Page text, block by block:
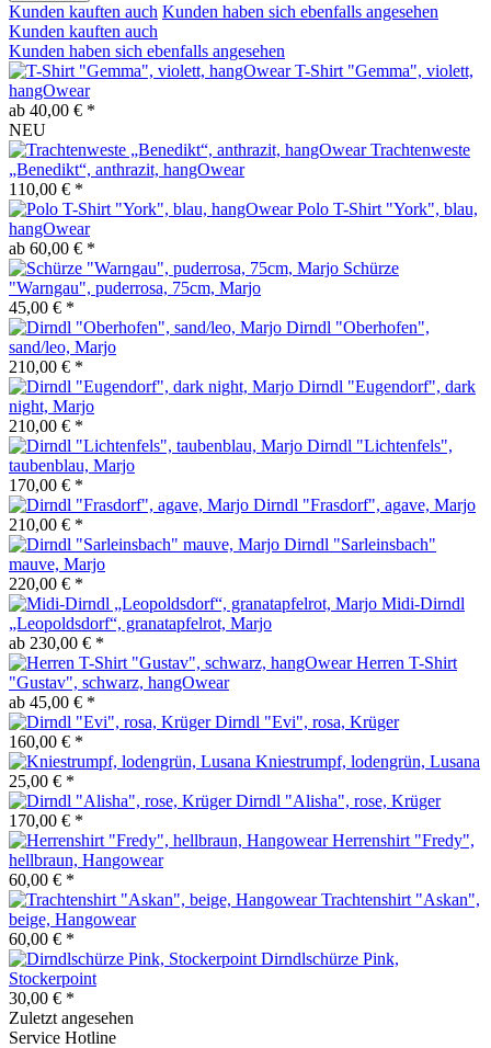
Kunden kauften auch Kunden haben sich ebenfalls angesehen
Kunden kauften auch
Kunden haben sich ebenfalls angesehen
T-Shirt "Gemma", violett,
hangOwear
ab 40,00 € *
NEU
Trachtenweste
„Benedikt“, anthrazit, hangOwear
110,00 € *
Polo T-Shirt "York", blau,
hangOwear
ab 60,00 € *
Schürze
"Warngau", puderrosa, 75cm, Marjo
45,00 € *
Dirndl "Oberhofen",
sand/leo, Marjo
210,00 € *
Dirndl "Eugendorf", dark
night, Marjo
210,00 € *
Dirndl "Lichtenfels",
taubenblau, Marjo
170,00 € *
Dirndl "Frasdorf", agave, Marjo
210,00 € *
Dirndl "Sarleinsbach"
mauve, Marjo
220,00 € *
Midi-Dirndl
„Leopoldsdorf“, granatapfelrot, Marjo
ab 230,00 € *
Herren T-Shirt
"Gustav", schwarz, hangOwear
ab 45,00 € *
Dirndl "Evi", rosa, Krüger
160,00 € *
Kniestrumpf, lodengrün, Lusana
25,00 € *
Dirndl "Alisha", rose, Krüger
170,00 € *
Herrenshirt "Fredy",
hellbraun, Hangowear
60,00 € *
Trachtenshirt "Askan",
beige, Hangowear
60,00 € *
Dirndlschürze Pink,
Stockerpoint
30,00 € *
Zuletzt angesehen
Service Hotline